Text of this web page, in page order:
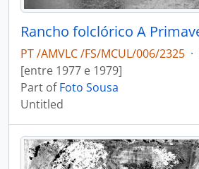
PT /AMVLC /FS/MCUL/006/2325 ·
[entre 1977 e 1979]
Part ofFoto Sousa
Untitled